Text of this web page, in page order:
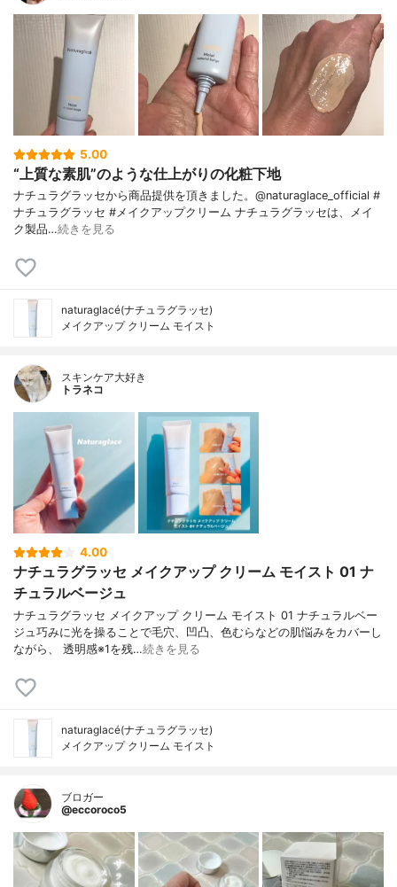
5.00
“上質な素肌”のような仕上がりの化粧下地
ナチュラグラッセから商品提供を頂きました。@naturaglace_official #
ナチュラグラッセ #メイクアップクリーム ナチュラグラッセは、メイ
ク製品…続きを見る
naturaglacé(ナチュラグラッセ)
メイクアップ クリーム モイスト
スキンケア大好き
トラネコ
4.00
ナチュラグラッセ メイクアップ クリーム モイスト 01 ナ
チュラルベージュ
ナチュラグラッセ メイクアップ クリーム モイスト 01 ナチュラルベー
ジュ巧みに光を操ることで毛穴、凹凸、色むらなどの肌悩みをカバーし
ながら、 透明感※1を残…続きを見る
naturaglacé(ナチュラグラッセ)
メイクアップ クリーム モイスト
ブロガー
@eccoroco5